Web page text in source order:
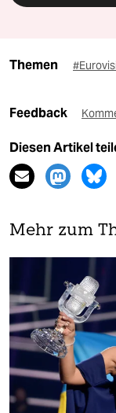
Themen
Feedback
Diesen Artikel
Mehr zum